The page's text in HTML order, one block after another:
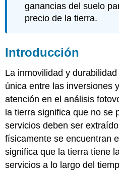
ganancias del suelo
precio de la tierra.
Introducción
La inmovilidad y
única entre las inversiones
atención en el análisis
la tierra significa que no se
servicios deben ser
físicamente se encuentran
significa que la tierra tiene
servicios a lo largo del